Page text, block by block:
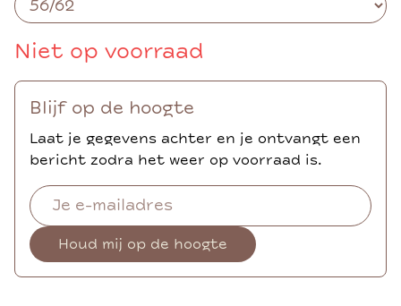
Niet op voorraad
Blijf op de hoogte
Laat je gegevens achter en je ontvangt een
bericht zodra het weer op voorraad is.
Houd mij op de hoogte